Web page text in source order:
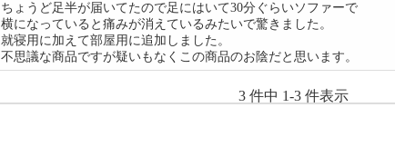
ちょうど足半が届いてたので足にはいて30分ぐらいソファーで
横になっていると痛みが消えているみたいで驚きました。
就寝用に加えて部屋用に追加しました。
不思議な商品ですが疑いもなくこの商品のお陰だと思います。
3 件中 1-3 件表示